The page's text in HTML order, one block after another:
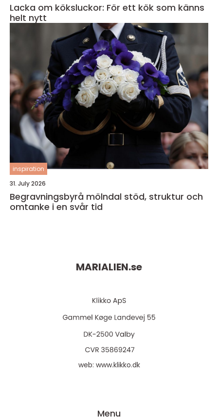
Lacka om köksluckor: För ett kök som känns
helt nytt
inspiration
31. July 2026
Begravningsbyrå mölndal stöd, struktur och
omtanke i en svår tid
MARIALIEN.se
web: www.klikko.dk
Menu